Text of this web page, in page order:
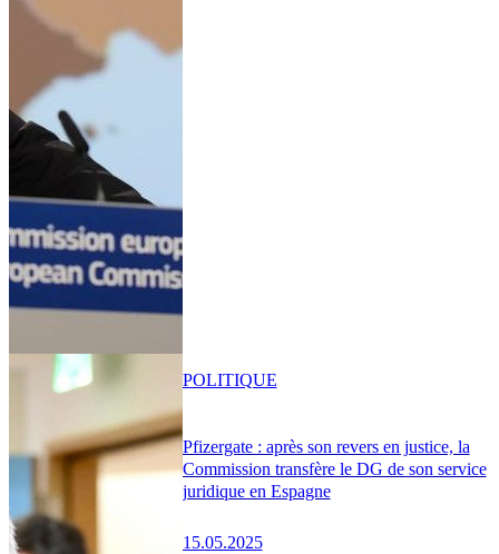
Pfizergate : après son revers en justice, la
Commission transfère le DG de son service
juridique en Espagne
15.05.2025
POLITIQUE